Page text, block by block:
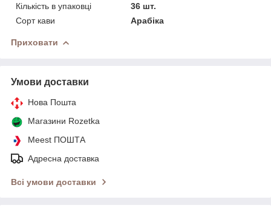
Кількість в упаковці
36 шт.
Сорт кави
Арабіка
Приховати
Умови доставки
Нова Пошта
Магазини Rozetka
Meest ПОШТА
Адресна доставка
Всі умови доставки